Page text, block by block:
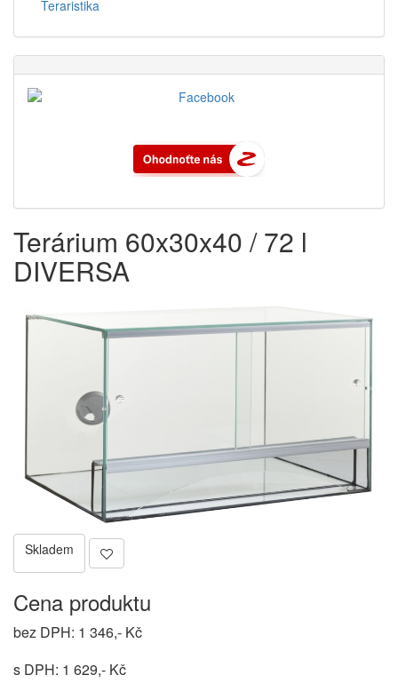
Teraristika
Terárium 60x30x40 / 72 l
DIVERSA
Skladem
Cena produktu
bez DPH: 1 346,- Kč
s DPH: 1 629,- Kč